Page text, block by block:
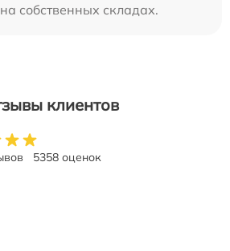
собственных складах.
клиентов
5358 оценок